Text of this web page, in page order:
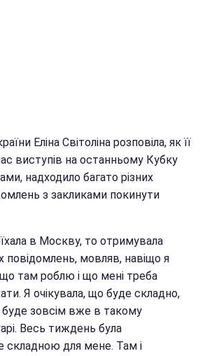
Еліна Світоліна розповіла, як її
виступів на останньому Кубку
надходило багато різних
з закликами покинути
в Москву, то отримувала
повідомлень, мовляв, навіщо я
там роблю і що мені треба
Я очікувала, що буде складно,
зовсім вже в такому
Весь тиждень була
складною для мене. Там і